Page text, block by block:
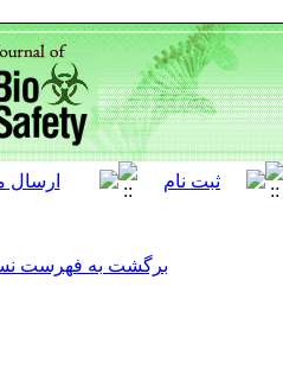
برگشت به فهرست